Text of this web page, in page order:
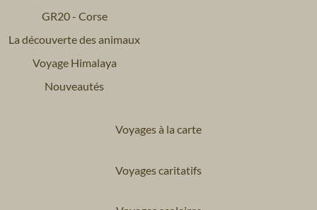
GR20 - Corse
La découverte des animaux
Voyage Himalaya
Nouveautés
Voyages à la carte
Voyages caritatifs